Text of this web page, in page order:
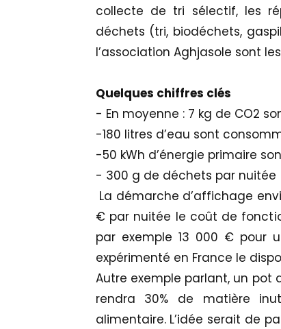
collecte de tri sélectif, les
déchets (tri, biodéchets,
l’association Aghjasole sont
Quelques chiffres clés
- En moyenne : 7 kg de CO2
-180 litres d’eau sont
-50 kWh d’énergie primaire
- 300 g de déchets par nuitée
La démarche d’affichage
€ par nuitée le coût de
par exemple 13 000 € pour
expérimenté en France le
Autre exemple parlant, un pot
rendra 30% de matière
alimentaire. L’idée serait de